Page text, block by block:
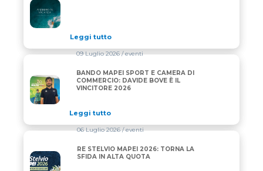
Chiusura estiva
Leggi tutto
BANDO MAPEI SPORT E CAMERA DI COMMERCIO:
09 Luglio 2026/ eventi
BANDO MAPEI SPORT E CAMERA DI
COMMERCIO: DAVIDE BOVE È IL
VINCITORE 2026
Leggi tutto
RE STELVIO MAPEI 2026: TORNA LA SFIDA IN ALTA
06 Luglio 2026/ eventi
RE STELVIO MAPEI 2026: TORNA LA
SFIDA IN ALTA QUOTA